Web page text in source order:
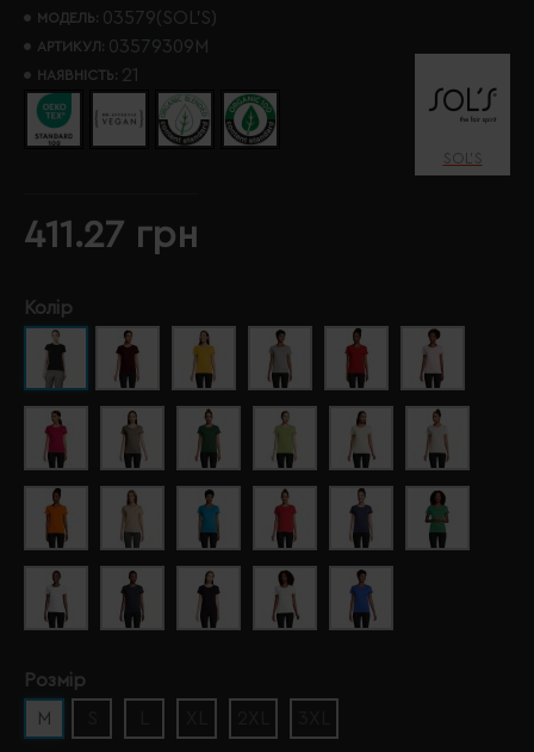
МОДЕЛЬ: 03579(SOL’S)
АРТИКУЛ: 03579309M
НАЯВНІСТЬ: 21
SOL’S
411.27 грн
Колір
Розмір
M